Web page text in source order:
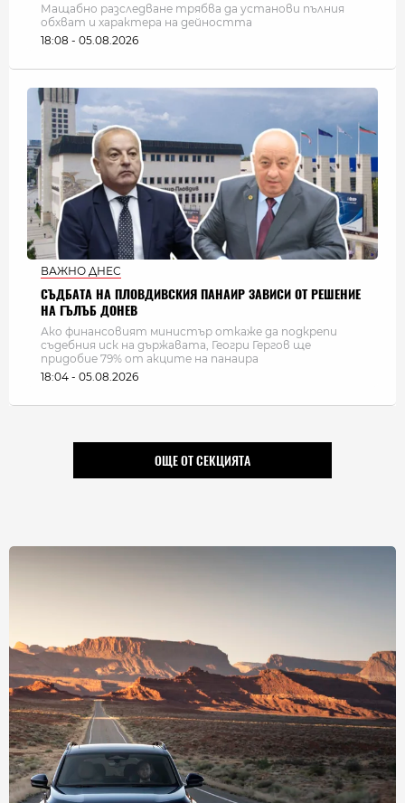
Мащабно разследване трябва да установи пълния
обхват и характера на дейността
18:08 - 05.08.2026
ВАЖНО ДНЕС
СЪДБАТА НА ПЛОВДИВСКИЯ ПАНАИР ЗАВИСИ ОТ РЕШЕНИЕ
НА ГЪЛЪБ ДОНЕВ
Ако финансовият министър откаже да подкрепи
съдебния иск на държавата, Геогри Гергов ще
придобие 79% от акците на панаира
18:04 - 05.08.2026
ОЩЕ ОТ СЕКЦИЯТА